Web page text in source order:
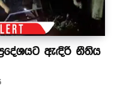
ඇඳිරි නීතිය